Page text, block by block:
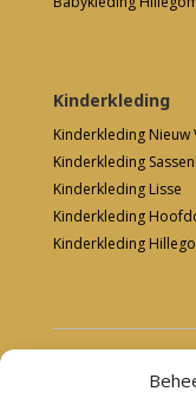
Kinderkleding
Kinderkleding Nieuw
Kinderkleding
Kinderkleding Lisse
Kinderkleding
Kinderkleding
Copyright